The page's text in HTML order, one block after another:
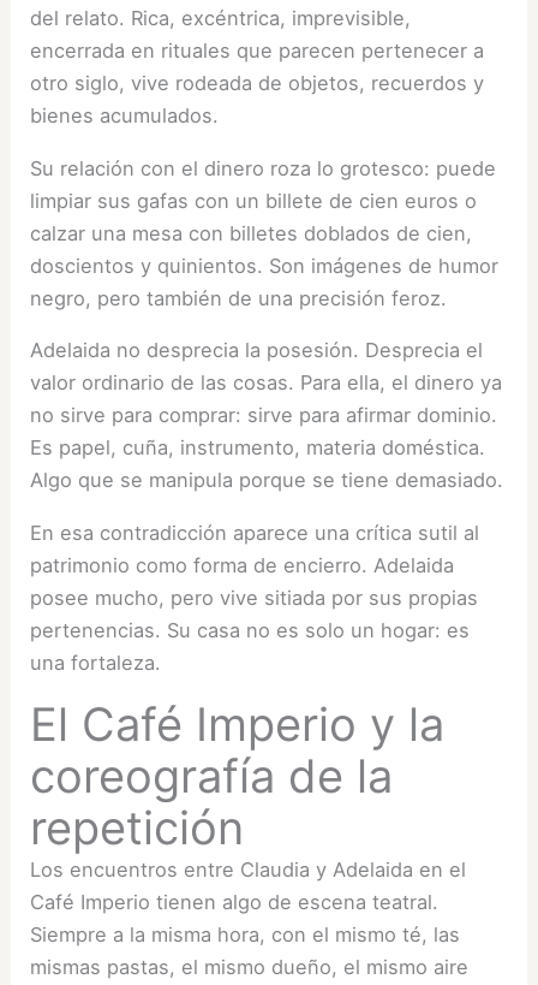
del relato. Rica, excéntrica, imprevisible,
encerrada en rituales que parecen pertenecer a
otro siglo, vive rodeada de objetos, recuerdos y
bienes acumulados.
Su relación con el dinero roza lo grotesco: puede
limpiar sus gafas con un billete de cien euros o
calzar una mesa con billetes doblados de cien,
doscientos y quinientos. Son imágenes de humor
negro, pero también de una precisión feroz.
Adelaida no desprecia la posesión. Desprecia el
valor ordinario de las cosas. Para ella, el dinero ya
no sirve para comprar: sirve para afirmar dominio.
Es papel, cuña, instrumento, materia doméstica.
Algo que se manipula porque se tiene demasiado.
En esa contradicción aparece una crítica sutil al
patrimonio como forma de encierro. Adelaida
posee mucho, pero vive sitiada por sus propias
pertenencias. Su casa no es solo un hogar: es
una fortaleza.
El Café Imperio y la
coreografía de la
repetición
Los encuentros entre Claudia y Adelaida en el
Café Imperio tienen algo de escena teatral.
Siempre a la misma hora, con el mismo té, las
mismas pastas, el mismo dueño, el mismo aire